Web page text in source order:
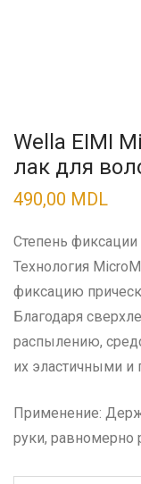
Wella EIMI
лак для
490,00 MDL
Степень фиксации
Технология
фиксацию
Благодаря
распылению,
их эластичными
Применение:
руки, равномерно